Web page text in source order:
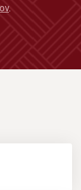
.